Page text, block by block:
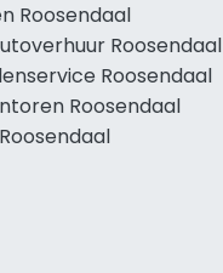
Roosendaal
Roosendaal
Roosendaal
Roosendaal